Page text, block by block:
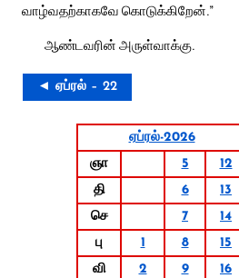
வாழ்வதற்காகவே கொடுக்கிறேன்.”
ஆண்டவரின் அருள்வாக்கு.
◄ ஏப்ரல் – 22
ஏப்ரல்-2026
ஞா
5 12
தி
6 13
செ
7 14
பு
1 8 15
வி
2 9 16